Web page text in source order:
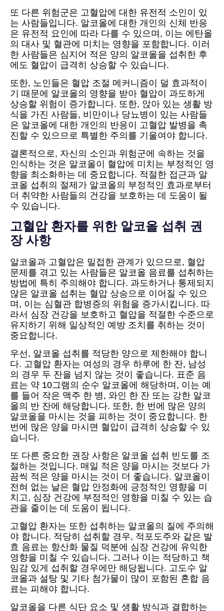
또 다른 위험군은 고혈압에 대한 유전적 소인이 있
는 사람들입니다. 알코올에 대한 개인의 신체 반응
은 유전적 요인에 따라 다를 수 있으며, 이는 에탄올
의 대사 및 혈관에 미치는 영향을 포함합니다. 이러
한 사람들은 심지어 적은 양의 알코올을 섭취한 후
에도 혈압이 급격히 상승할 수 있습니다.
또한, 노인들은 혈압 조절 메커니즘이 덜 효과적이
기 때문에 알코올의 영향을 받아 혈압이 과도하게
상승할 위험이 증가합니다. 또한, 앉아 있는 생활 방
식을 가진 사람들, 비만이나 당뇨병이 있는 사람들
은 알코올에 대한 개인의 반응이 고혈압 발병을 촉
진할 수 있으므로 특별한 주의를 기울여야 합니다.
결론적으로, 자신의 소인과 위험군에 속하는 것을
인식하는 것은 알코올이 혈압에 미치는 부정적인 영
향을 최소화하는 데 중요합니다. 적절한 접근과 알
코올 섭취의 절제가 알코올의 부정적인 효과로부터
더 취약한 사람들의 건강을 보호하는 데 도움이 될
수 있습니다.
고혈압 환자를 위한 알코올 섭취 권
장 사항
알코올과 고혈압은 밀접한 관계가 있으므로, 혈압
문제를 겪고 있는 사람들은 알코올 음료를 섭취하는
방법에 특히 주의해야 합니다. 과도하거나 통제되지
않은 알코올 섭취는 혈압 상승으로 이어질 수 있으
며, 이는 심혈관 합병증의 위험을 증가시킵니다. 따
라서 심장 건강을 보호하고 혈압을 적절한 수준으로
유지하기 위해 일상적인 예방 조치를 취하는 것이
중요합니다.
우선, 알코올 섭취를 적당한 양으로 제한해야 합니
다. 고혈압 환자는 여성의 경우 하루에 한 잔, 남성
의 경우 두 잔을 넘지 않는 것이 좋습니다. 표준 음
료는 약 10그램의 순수 알코올에 해당하며, 이는 예
를 들어 작은 맥주 한 병, 와인 한 잔 또는 강한 알코
올의 반 잔에 해당합니다. 또한, 한 번에 많은 양의
알코올을 마시는 것을 피하는 것이 중요합니다. 한
번에 많은 양을 마시면 혈압이 급격히 상승할 수 있
습니다.
또 다른 중요한 권장 사항은 알코올 섭취 빈도를 조
절하는 것입니다. 매일 적은 양을 마시는 것보다 가
끔씩 적은 양을 마시는 것이 더 좋습니다. 알코올이
전혀 없는 날은 혈압 안정화에 긍정적인 영향을 미
치고, 심장 건강에 부정적인 영향을 미칠 수 있는 습
관을 줄이는 데 도움이 됩니다.
고혈압 환자는 또한 섭취하는 알코올의 질에 주의해
야 합니다. 적당히 섭취할 경우, 적포도주와 같은 발
효 음료는 항산화 물질 덕분에 심장 건강에 유익한
영향을 미칠 수 있습니다. 그러나 이는 적당하고 책
임감 있게 섭취할 경우에만 해당됩니다. 고도수 알
코올과 설탕 및 기타 첨가물이 많이 포함된 혼합 음
료는 피해야 합니다.
알코올을 다른 식단 요소 및 생활 방식과 결합하는